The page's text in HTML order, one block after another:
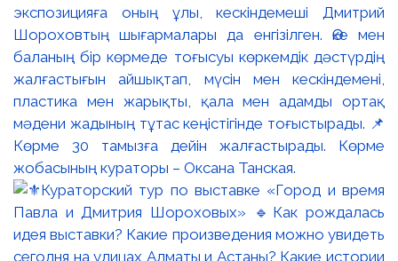
экспозицияға оның ұлы, кескіндемеші Дмитрий
Шороховтың шығармалары да енгізілген. Әке мен
баланың бір көрмеде тоғысуы көркемдік дәстүрдің
жалғастығын айшықтап, мүсін мен кескіндемені,
пластика мен жарықты, қала мен адамды ортақ
мәдени жадының тұтас кеңістігінде тоғыстырады. 📌
Көрме 30 тамызға дейін жалғастырады. Көрме
жобасының кураторы – Оксана Танская.